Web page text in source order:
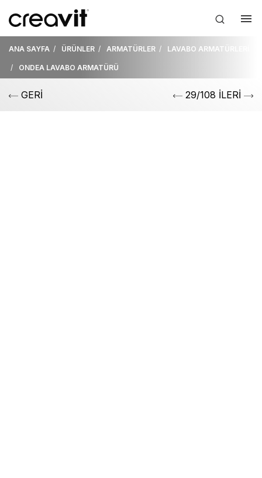
ANA SAYFA ÜRÜNLER ARMATÜRLER LAVABO ARMATÜRLERİ
ONDEA LAVABO ARMATÜRÜ
GERİ 29/108 İLERİ